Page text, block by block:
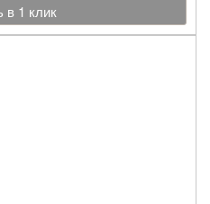
в 1 клик